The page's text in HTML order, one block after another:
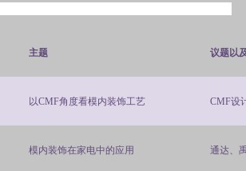
主题 议题以
以CMF角度看模内装饰工艺 CMF设
模内装饰在家电中的应用 通达、